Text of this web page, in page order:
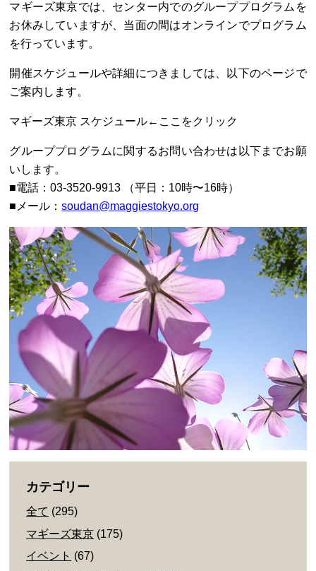
マギーズ東京では、センター内でのグループプログラムを
お休みしていますが、当面の間はオンラインでプログラム
を行っています。
開催スケジュールや詳細につきましては、以下のページで
ご案内します。
マギーズ東京 スケジュール←ここをクリック
グループプログラムに関するお問い合わせは以下までお願
いします。
■電話：03-3520-9913 （平日：10時〜16時）
■メール：soudan@maggiestokyo.org
カテゴリー
全て (295)
マギーズ東京 (175)
イベント (67)